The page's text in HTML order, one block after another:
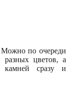
Можно по очереди
разных цветов, а
камней сразу и